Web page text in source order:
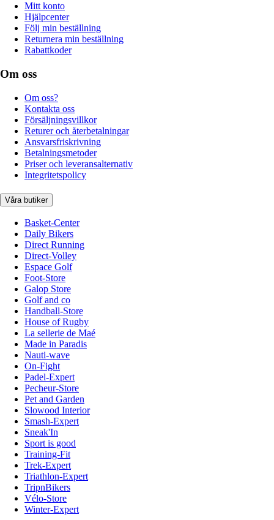
Mitt konto
Hjälpcenter
Följ min beställning
Returnera min beställning
Rabattkoder
Om oss
Om oss?
Kontakta oss
Försäljningsvillkor
Returer och återbetalningar
Ansvarsfriskrivning
Betalningsmetoder
Priser och leveransalternativ
Integritetspolicy
Våra butiker
Basket-Center
Daily Bikers
Direct Running
Direct-Volley
Espace Golf
Foot-Store
Galop Store
Golf and co
Handball-Store
House of Rugby
La sellerie de Maé
Made in Paradis
Nauti-wave
On-Fight
Padel-Expert
Pecheur-Store
Pet and Garden
Slowood Interior
Smash-Expert
Sneak'In
Sport is good
Training-Fit
Trek-Expert
Triathlon-Expert
TripnBikers
Vélo-Store
Winter-Expert